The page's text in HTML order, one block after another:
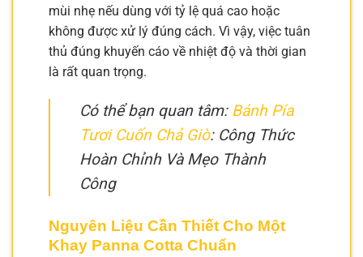
mùi nhẹ nếu dùng với tỷ lệ quá cao hoặc
không được xử lý đúng cách. Vì vậy, việc tuân
thủ đúng khuyến cáo về nhiệt độ và thời gian
là rất quan trọng.
Có thể bạn quan tâm: Bánh Pía
Tươi Cuốn Chả Giò: Công Thức
Hoàn Chỉnh Và Mẹo Thành
Công
Nguyên Liệu Cần Thiết Cho Một
Khay Panna Cotta Chuẩn